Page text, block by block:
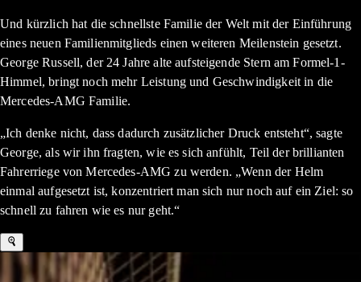
Und kürzlich hat die schnellste Familie der Welt mit der Einführung
eines neuen Familienmitglieds einen weiteren Meilenstein gesetzt.
George Russell, der 24 Jahre alte aufsteigende Stern am Formel-1-
Himmel, bringt noch mehr Leistung und Geschwindigkeit in die
Mercedes-AMG Familie.
„Ich denke nicht, dass dadurch zusätzlicher Druck entsteht“, sagte
George, als wir ihn fragten, wie es sich anfühlt, Teil der brillianten
Fahrerriege von Mercedes-AMG zu werden. „Wenn der Helm
einmal aufgesetzt ist, konzentriert man sich nur noch auf ein Ziel: so
schnell zu fahren wie es nur geht.“